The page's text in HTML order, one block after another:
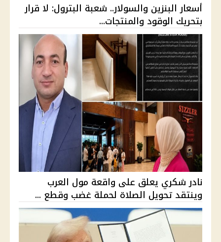
أسعار البنزين والسولار.. شعبة البترول: لا قرار
بتحريك الوقود والمنتجات...
نادر شكري يعلق على واقعة مول العرب
وينتقد تحويل الصلاة لحملة غضب وقطع ...